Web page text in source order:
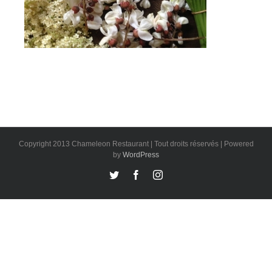
Copyright 2013 Chameleon Restaurant | Tout droits réservés | Powered
by WordPress
Twitter FacebookInstagram